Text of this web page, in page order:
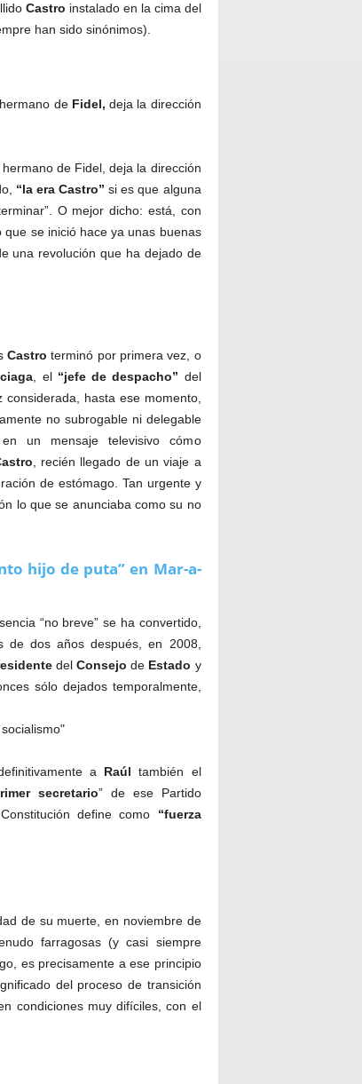
Castro instalado en la cima del
han sido sinónimos).
hermano de Fidel, deja la dirección
hermano de Fidel, deja la dirección
“la era Castro” si es que alguna
O mejor dicho: está, con
que se inició hace ya unas buenas
una revolución que ha dejado de
Castro terminó por primera vez, o
, el “jefe de despacho” del
hasta ese momento,
no subrogable ni delegable
un mensaje televisivo cómo
, recién llegado de un viaje a
de estómago. Tan urgente y
lo que se anunciaba como su no
hijo de puta” en Mar-a-
“no breve” se ha convertido,
de dos años después, en 2008,
delConsejo de Estado y
sólo dejados temporalmente,
a Raúl también el
secretario” de ese Partido
define como “fuerza
de su muerte, en noviembre de
farragosas (y casi siempre
es precisamente a ese principio
del proceso de transición
en condiciones muy difíciles, con el